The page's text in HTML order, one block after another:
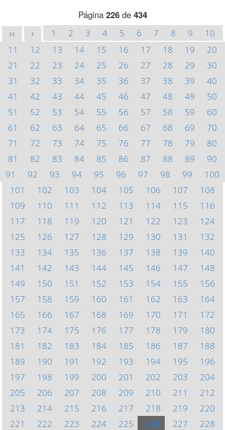
Página 226de 434
<< < 1 2 3 4 5 6 7 8 9
10
11
12 13 14 15 16 17 18 19
20
21
22 23 24 25 26 27 28 29
30
31
32 33 34 35 36 37 38 39
40
41
42 43 44 45 46 47 48 49
50
51
52 53 54 55 56 57 58 59
60
61
62 63 64 65 66 67 68 69
70
71
72 73 74 75 76 77 78 79
80
81
82 83 84 85 86 87 88 89
90
91
92 93 94 95 96 97 98 99
100
101
102 103 104 105 106 107
108
109
110 111 112 113 114 115
116
117
118 119 120 121 122 123
124
125
126 127 128 129 130 131
132
133
134 135 136 137 138 139
140
141
142 143 144 145 146 147
148
149
150 151 152 153 154 155
156
157
158 159 160 161 162 163
164
165
166 167 168 169 170 171
172
173
174 175 176 177 178 179
180
181
182 183 184 185 186 187
188
189
190 191 192 193 194 195
196
197
198 199 200 201 202 203
204
205
206 207 208 209 210 211
212
213
214 215 216 217 218 219
220
221
222 223 224 225 226 227
228